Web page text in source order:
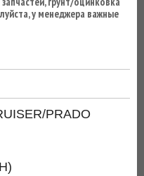
у менеджера важные
PRADO